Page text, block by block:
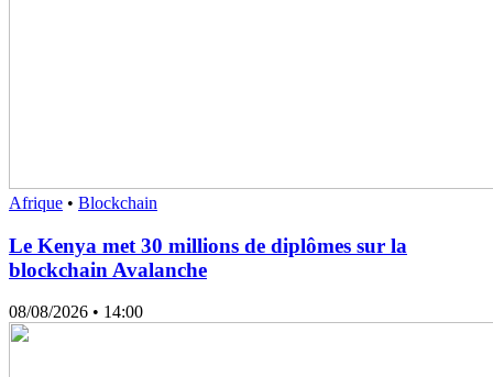
Afrique • Blockchain
Le Kenya met 30 millions de diplômes sur la
blockchain Avalanche
08/08/2026 • 14:00